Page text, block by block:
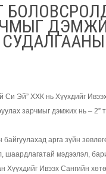
Си Эй” ХХК нь Хүүхдийг
зарчмыг дэмжих нь – 2”
арга зүйн
мэдээлэл,
Хүүхдийг Ивээх Сангийн